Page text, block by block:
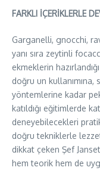
FARKLI İÇERİKLERLE
Garganelli, gnocchi,
yanı sıra zeytinli
ekmeklerin
doğru un
yöntemlerine kadar
katıldığı eğitimlerde
deneyebilecekleri
doğru tekniklerle
dikkat çeken Şef
hem teorik hem de